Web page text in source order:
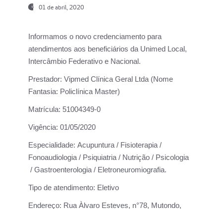
01 de abril, 2020
Informamos o novo credenciamento para
atendimentos aos beneficiários da Unimed Local,
Intercâmbio Federativo e Nacional.
Prestador: Vipmed Clínica Geral Ltda (Nome
Fantasia: Policlínica Master)
Matrícula: 51004349-0
Vigência: 01/05/2020
Especialidade: Acupuntura / Fisioterapia /
Fonoaudiologia / Psiquiatria / Nutrição / Psicologia
/ Gastroenterologia / Eletroneuromiografia.
Tipo de atendimento: Eletivo
Endereço: Rua Àlvaro Esteves, n°78, Mutondo,